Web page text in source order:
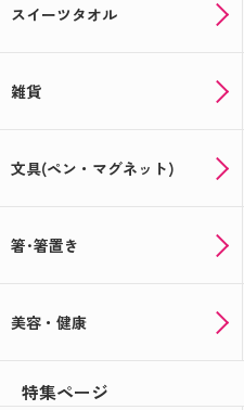
帰省の手土産や夏の思い
夏に贈って喜ばれる！
母の日用のお菓子はオリ
☆★記念品や送別品に★☆
★☆バレンタインの注文
スイーツタオル
雑貨
文具(ペン・マグネット)
箸･箸置き
美容・健康
特集ページ